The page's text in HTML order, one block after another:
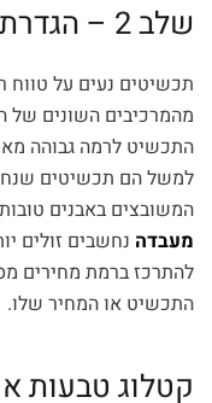
שלב 2 – הגדרת התקציב
תכשיטים נעים על טווח
מהמרכיבים השונים של
התכשיט לרמה גבוהה
למשל הם תכשיטים
המשובצים באבנים
מעבדה נחשבים זולים
להתרכז ברמת מחירים
התכשיט או המחיר שלו.
קטלוג טבעות